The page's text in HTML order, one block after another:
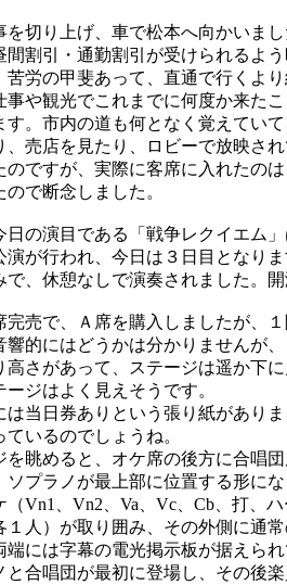
切り上げ、車で松本へ向かいま
間割引・通勤割引が受けられるよ
苦労の甲斐あって、直通で行くよ
や観光でこれまでに何度か来た
す。市内の道も何となく覚えてい
、売店を見たり、ロビーで放映さ
のですが、実際に客席に入れたの
で断念しました。
の演目である「戦争レクイエム
演が行われ、今日は３日目となり
で、休憩なしで演奏されました。
売で、Ａ席を購入しましたが、
響的にはどうかは分かりませんが
高さがあって、ステージは遥か下
ージはよく見えそうです。
当日券ありという張り紙があり
いるのでしょうね。
眺めると、オケ席の後方に合唱
ソプラノが最上部に位置する形に
（Vn1、Vn2、Va、Vc、Cb、打、
１人）が取り囲み、その外側に通
端には字幕の電光掲示板が据えら
合唱団が最初に登場し、その後